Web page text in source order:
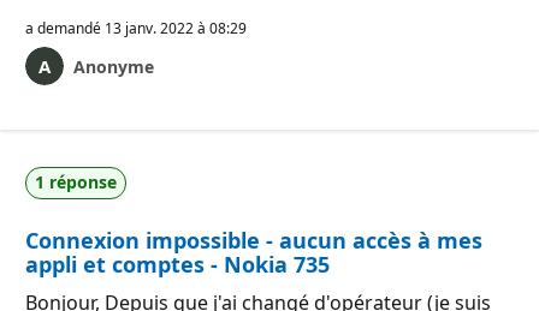
a demandé 13 janv. 2022 à 08:29
Anonyme
1 réponse
Connexion impossible - aucun accès à mes
appli et comptes - Nokia 735
Bonjour, Depuis que j'ai changé d'opérateur (je suis